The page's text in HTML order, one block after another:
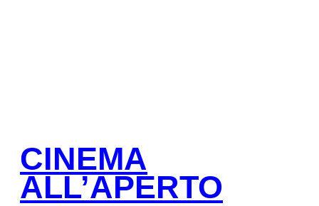
CINEMA
ALL’APERTO